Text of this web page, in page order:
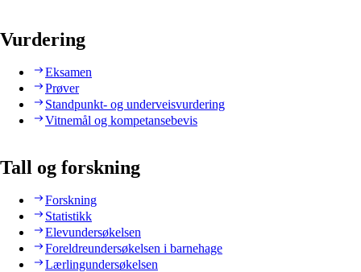
Vurdering
Eksamen
Prøver
Standpunkt- og underveisvurdering
Vitnemål og kompetansebevis
Tall og forskning
Forskning
Statistikk
Elevundersøkelsen
Foreldreundersøkelsen i barnehage
Lærlingundersøkelsen